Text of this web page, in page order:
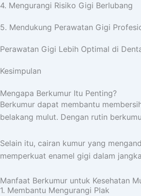
4. Mengurangi Risiko Gigi Berlubang
5. Mendukung Perawatan Gigi
Perawatan Gigi Lebih Optimal di
Kesimpulan
Mengapa Berkumur Itu Penting?
Berkumur dapat membantu
belakang mulut. Dengan rutin
Selain itu, cairan kumur yang
memperkuat enamel gigi dalam
Manfaat Berkumur untuk Kesehatan
1. Membantu Mengurangi Plak